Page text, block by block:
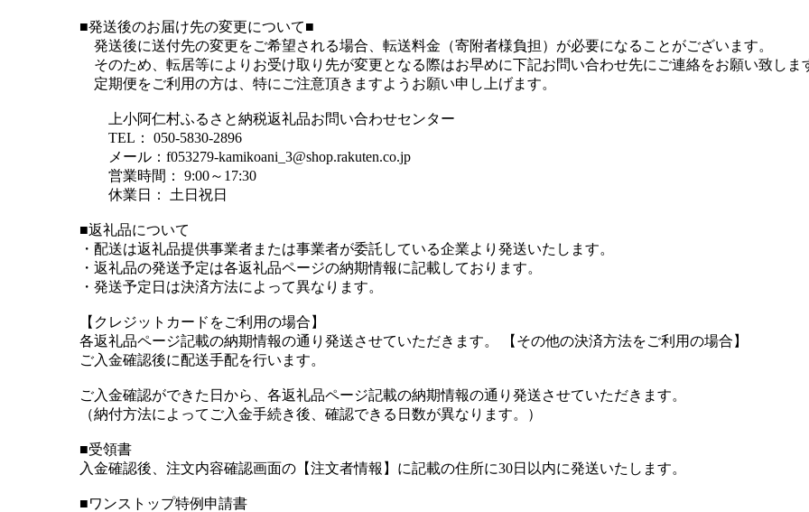
■発送後のお届け先の変更について■
発送後に送付先の変更をご希望される場合、転送料金（寄附者様負担）が必要になることがございます。
そのため、転居等によりお受け取り先が変更となる際はお早めに下記お問い合わせ先にご連絡をお願い致しま
定期便をご利用の方は、特にご注意頂きますようお願い申し上げます。
上小阿仁村ふるさと納税返礼品お問い合わせセンター
TEL： 050-5830-2896
メール：f053279-kamikoani_3@shop.rakuten.co.jp
営業時間： 9:00～17:30
休業日： 土日祝日
■返礼品について
・配送は返礼品提供事業者または事業者が委託している企業より発送いたします。
・返礼品の発送予定は各返礼品ページの納期情報に記載しております。
・発送予定日は決済方法によって異なります。
【クレジットカードをご利用の場合】
各返礼品ページ記載の納期情報の通り発送させていただきます。 【その他の決済方法をご利用の場合】
ご入金確認後に配送手配を行います。
ご入金確認ができた日から、各返礼品ページ記載の納期情報の通り発送させていただきます。
（納付方法によってご入金手続き後、確認できる日数が異なります。）
■受領書
入金確認後、注文内容確認画面の【注文者情報】に記載の住所に30日以内に発送いたします。
■ワンストップ特例申請書